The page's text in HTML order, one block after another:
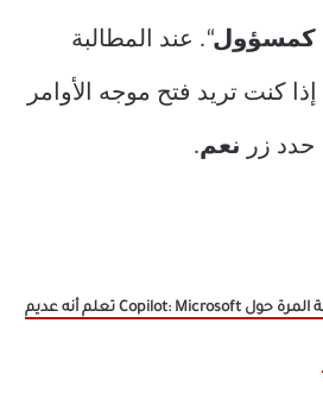
كمسؤول“. عند المطالبة
إذا كنت تريد فتح موجه الأوامر
زر نعم.
الحقيقة المرة حول Copilot: Microsoft تعلم أنه عديم